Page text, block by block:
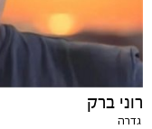
רוני ברק
גדרה